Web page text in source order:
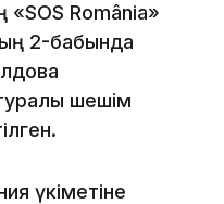
România»
2-бабында
шешім
үкіметіне